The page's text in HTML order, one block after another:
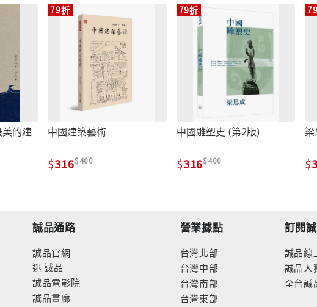
的建
79折
中國建築藝術
316 400
79折
中國雕塑史 (第2版)
316 400
誠品通路
誠品官網
迷 誠品
誠品電影院
誠品畫廊
營業據點
台灣北部
台灣中部
台灣南部
台灣東部
訂閱
誠品線
誠品人
全台誠